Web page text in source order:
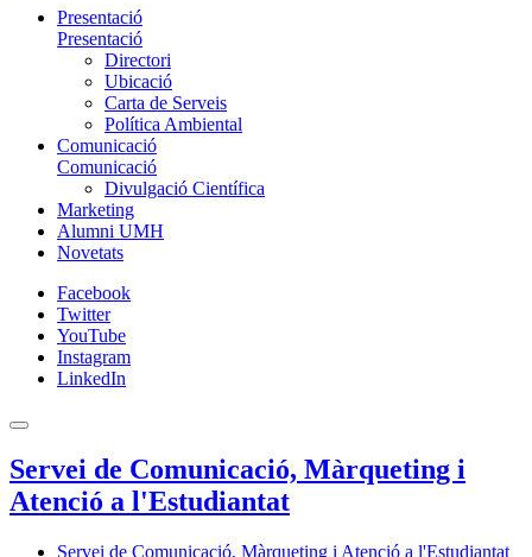
Presentació
Presentació
Directori
Ubicació
Carta de Serveis
Política Ambiental
Comunicació
Comunicació
Divulgació Científica
Marketing
Alumni UMH
Novetats
Facebook
Twitter
YouTube
Instagram
LinkedIn
Servei de Comunicació, Màrqueting i
Atenció a l'Estudiantat
Servei de Comunicació, Màrqueting i Atenció a l'Estudiantat